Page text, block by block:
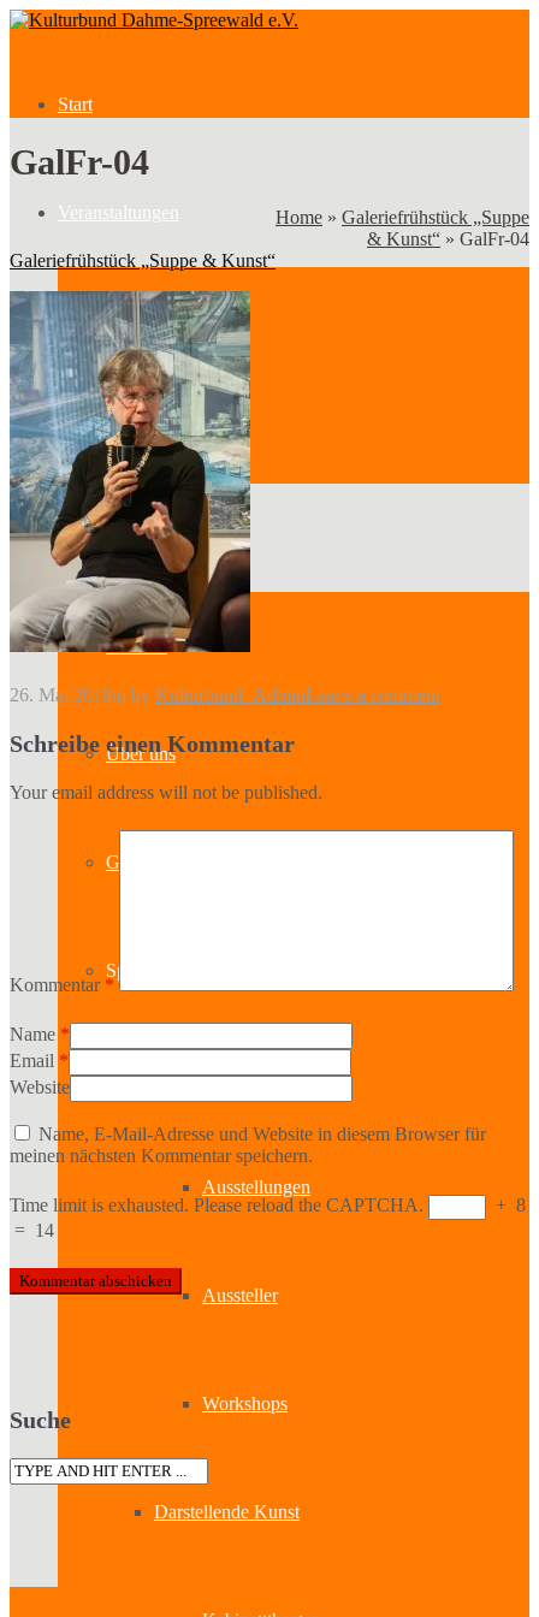
Start
Veranstaltungen
Veranstaltungen
Kategorien
Verein
Kontakt
Über uns
Geschichte
Sparten
Bildende Kunst
Ausstellungen
Aussteller
Workshops
Darstellende Kunst
GalFr-04
Home » Galeriefrühstück „Suppe
& Kunst“ » GalFr-04
Galeriefrühstück „Suppe & Kunst“
26. Mai 2019in by Kulturbund_AdminLeave a comment
Schreibe einen Kommentar
Your email address will not be published.
Kommentar *
Name *
Email *
Website
Name, E-Mail-Adresse und Website in diesem Browser für
meinen nächsten Kommentar speichern.
Time limit is exhausted. Please reload the CAPTCHA. + 8
= 14
Suche